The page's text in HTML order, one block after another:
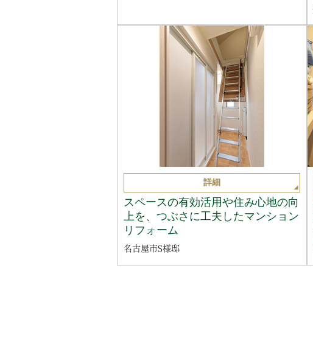
詳細
スペースの有効活用や住み心地の向
上を、つぶさに工夫したマンション
リフォーム
名古屋市S様邸